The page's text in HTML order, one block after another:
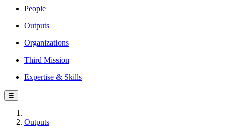
People
Outputs
Organizations
Third Mission
Expertise & Skills
☰
Outputs